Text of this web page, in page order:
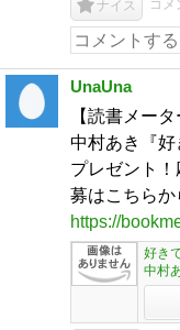
ナイス コメ
UnaUna
【読書メー
中村あき『
プレゼント
募はこちら
https://
好き
中村